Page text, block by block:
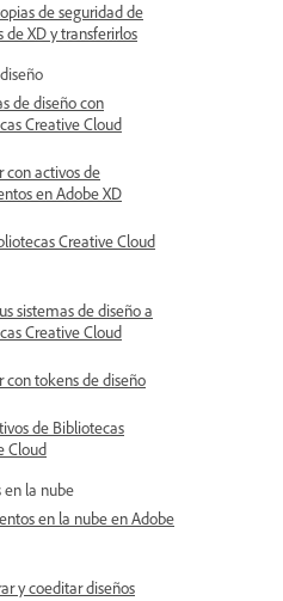
de seguridad de
de XD y transferirlos
de diseño con
Creative Cloud
con activos de
en Adobe XD
Creative Cloud
sistemas de diseño a
Creative Cloud
con tokens de diseño
de Bibliotecas
Cloud
en la nube
en la nube en Adobe
y coeditar diseños